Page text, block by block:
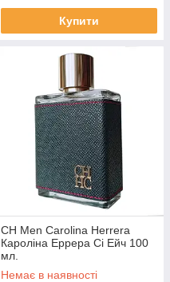
Купити
CH Men Carolina Herrera
Кароліна Еррера Сі Ейч 100
мл.
Немає в наявності